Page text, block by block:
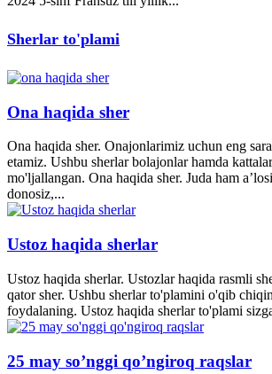
Sherlar to'plami
Ona haqida sher
Ona haqida sher. Onajonlarimiz uchun eng
etamiz. Ushbu sherlar bolajonlar hamda
mo'ljallangan. Ona haqida sher. Juda ham
donosiz,...
Ustoz haqida sherlar
Ustoz haqida sherlar. Ustozlar haqida rasmli
qator sher. Ushbu sherlar to'plamini o'qib
foydalaning. Ustoz haqida sherlar to'plami
25 may so’nggi qo’ngiroq raqslar